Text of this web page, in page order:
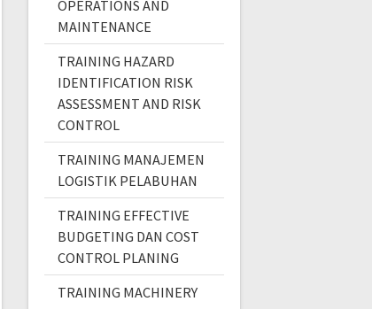
OPERATIONS AND
MAINTENANCE
TRAINING HAZARD
IDENTIFICATION RISK
ASSESSMENT AND RISK
CONTROL
TRAINING MANAJEMEN
LOGISTIK PELABUHAN
TRAINING EFFECTIVE
BUDGETING DAN COST
CONTROL PLANING
TRAINING MACHINERY